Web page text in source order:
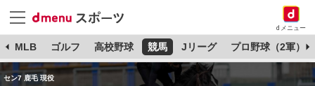
dメニュー
MLB ゴルフ 高校野球 競馬 Jリーグ プロ野球（2軍）
セン7 鹿毛 現役